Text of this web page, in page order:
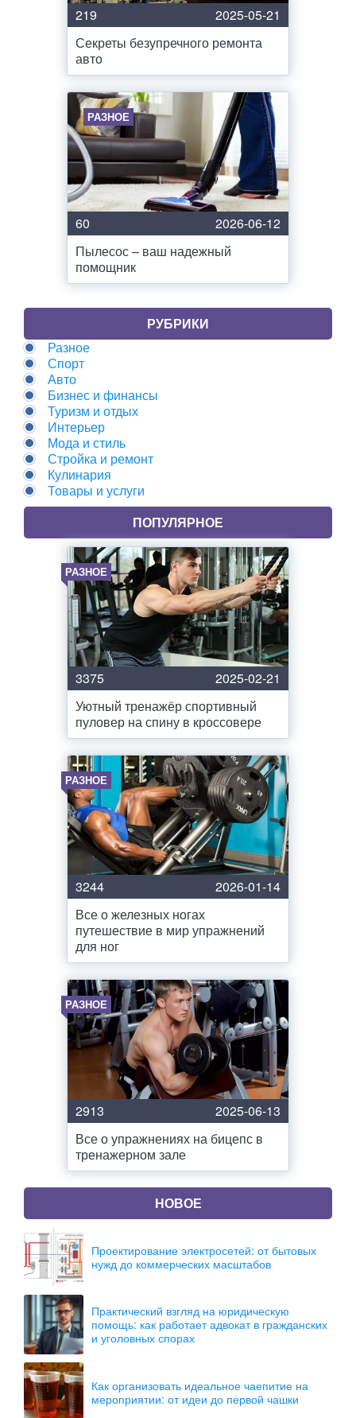
219
2025-05-21
Секреты безупречного ремонта
авто
РАЗНОЕ
60
2026-06-12
Пылесос – ваш надежный
помощник
РУБРИКИ
Разное
Спорт
Авто
Бизнес и финансы
Туризм и отдых
Интерьер
Мода и стиль
Стройка и ремонт
Кулинария
Товары и услуги
ПОПУЛЯРНОЕ
РАЗНОЕ
3375
2025-02-21
Уютный тренажёр спортивный
пуловер на спину в кроссовере
РАЗНОЕ
3244
2026-01-14
Все о железных ногах
путешествие в мир упражнений
для ног
РАЗНОЕ
2913
2025-06-13
Все о упражнениях на бицепс в
тренажерном зале
НОВОЕ
Проектирование электросетей: от бытовых
нужд до коммерческих масштабов
Практический взгляд на юридическую
помощь: как работает адвокат в гражданских
и уголовных спорах
Как организовать идеальное чаепитие на
мероприятии: от идеи до первой чашки